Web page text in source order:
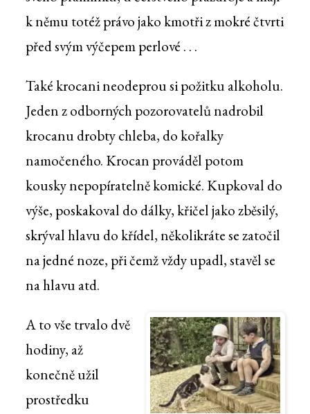
k němu totéž právo jako kmotři z mokré čtvrti
před svým výčepem perlové . . .
Také krocani neodeprou si požitku alkoholu.
Jeden z odborných pozorovatelů nadrobil
krocanu drobty chleba, do kořalky
namočeného. Krocan prováděl potom
kousky nepopíratelně komické. Kupkoval do
výše, poskakoval do dálky, křičel jako zběsilý,
skrýval hlavu do křídel, několikráte se zatočil
na jedné noze, při čemž vždy upadl, stavěl se
na hlavu atd.
A to vše trvalo dvě
hodiny, až
konečně užil
prostředku